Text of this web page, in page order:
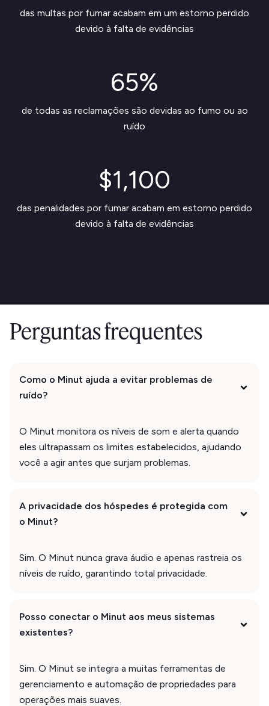
das multas por fumar acabam em um estorno perdido
devido à falta de evidências
65%
de todas as reclamações são devidas ao fumo ou ao
ruído
$1,100
das penalidades por fumar acabam em estorno perdido
devido à falta de evidências
Perguntas frequentes
Como o Minut ajuda a evitar problemas de
ruído?
O Minut monitora os níveis de som e alerta quando
eles ultrapassam os limites estabelecidos, ajudando
você a agir antes que surjam problemas.
A privacidade dos hóspedes é protegida com
o Minut?
Sim. O Minut nunca grava áudio e apenas rastreia os
níveis de ruído, garantindo total privacidade.
Posso conectar o Minut aos meus sistemas
existentes?
Sim. O Minut se integra a muitas ferramentas de
gerenciamento e automação de propriedades para
operações mais suaves.